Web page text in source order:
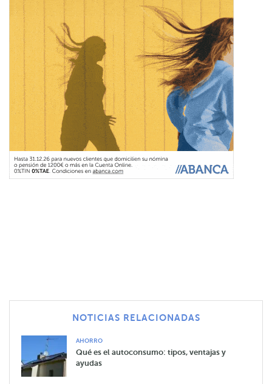
NOTICIAS RELACIONADAS
AHORRO
Qué es el autoconsumo: tipos, ventajas y
ayudas